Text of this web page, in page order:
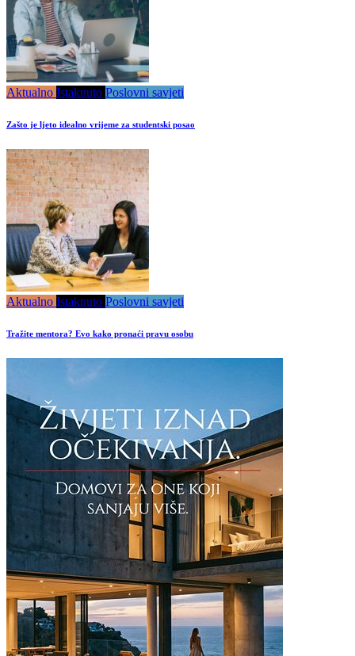
Aktualno Istaknuto Poslovni savjeti
Zašto je ljeto idealno vrijeme za studentski posao
Aktualno Istaknuto Poslovni savjeti
Tražite mentora? Evo kako pronaći pravu osobu